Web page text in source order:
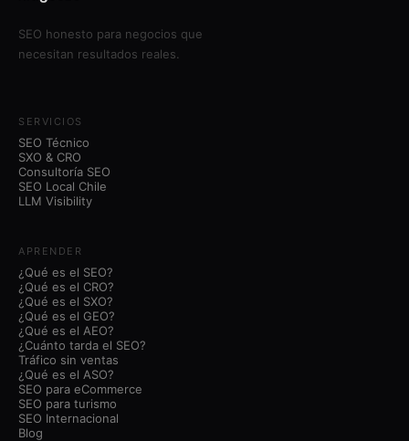
SEO honesto para negocios que
necesitan resultados reales.
SERVICIOS
SEO Técnico
SXO & CRO
Consultoría SEO
SEO Local Chile
LLM Visibility
APRENDER
¿Qué es el SEO?
¿Qué es el CRO?
¿Qué es el SXO?
¿Qué es el GEO?
¿Qué es el AEO?
¿Cuánto tarda el SEO?
Tráfico sin ventas
¿Qué es el ASO?
SEO para eCommerce
SEO para turismo
SEO Internacional
Blog